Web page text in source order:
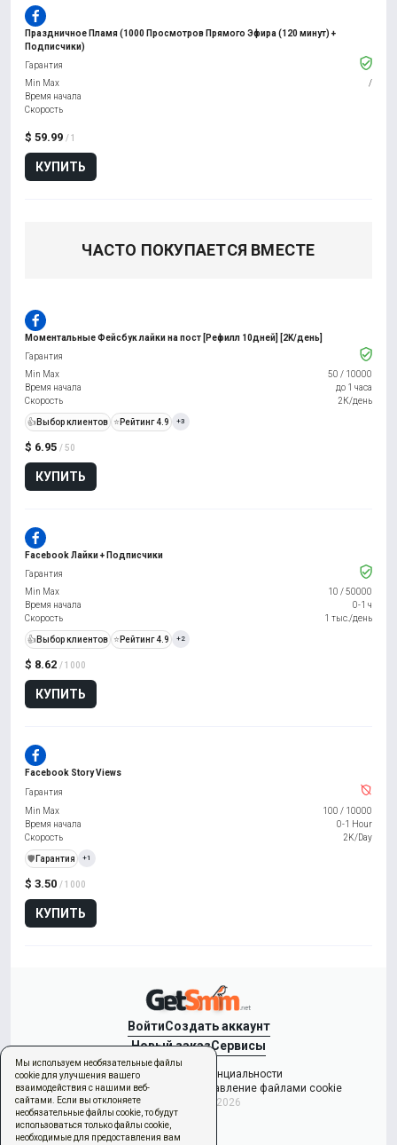
Мы используем необязательные файлы
cookie для улучшения вашего
взаимодействия с нашими веб-
сайтами. Если вы отклоняете
необязательные файлы cookie, то будут
использоваться только файлы cookie,
необходимые для предоставления вам
Праздничное Пламя (1000 Просмотров Прямого Эфира (120 минут) +
Подписчики)
$ 59.99 / 1
КУПИТЬ
Гарантия
Min Max
/
Время начала
Скорость
ЧАСТО ПОКУПАЕТСЯ ВМЕСТЕ
Моментальные Фейсбук лайки на пост [Рефилл 10дней] [2K/день]
$ 6.95 / 50
КУПИТЬ
Гарантия
Min Max
50 / 10000
Время начала
до 1 часа
Скорость
2К/день
👍Выбор клиентов ⭐ Рейтинг 4.9 +3
Facebook Лайки + Подписчики
$ 8.62 / 1000
КУПИТЬ
Гарантия
Min Max
10 /50000
Время начала
0-1 ч
Скорость
1 тыс./день
👍Выбор клиентов ⭐ Рейтинг 4.9 +2
Facebook Story Views
$ 3.50 / 1000
КУПИТЬ
Гарантия
Min Max
100 / 10000
Время начала
0-1 Hour
Скорость
2K/Day
️🛡️ Гарантия +1
ВойтиСоздать аккаунт
Новый заказСервисы
Политикой конфиденциальности
Условиями использования
Управление файлами cookie
Copyright © 2026